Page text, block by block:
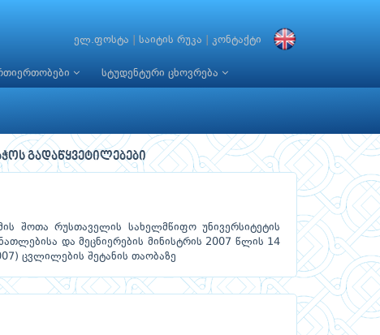
ელ.ფოსტა საიტის რუკა კონტაქტი
სტუდენტური ცხოვრება
გადაწყვეტილებები
შოთა რუსთაველის სახელმწიფო უნივერსიტეტის
და მეცნიერების მინისტრის 2007 წლის 14
ცვლილების შეტანის თაობაზე